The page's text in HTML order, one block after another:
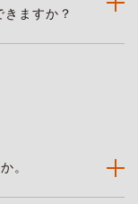
きますか？
。